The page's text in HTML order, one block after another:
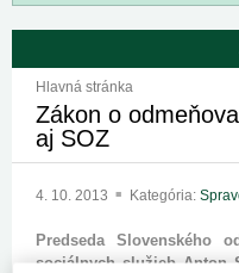
Hlavná stránka
Zákon o
aj SOZ
4. 10. 2013 Kategória:
Predseda Slovenského
sociálnych služieb Anton